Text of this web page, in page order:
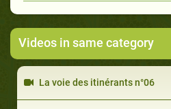
Videos in same category
La voie des itinérants n°06